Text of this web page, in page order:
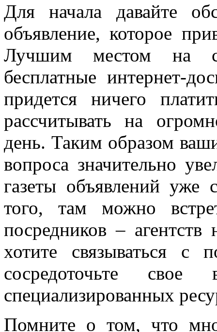
Для начала давайте
объявление, которое
Лучшим местом на
бесплатные интернет-
придется ничего
рассчитывать на
день. Таким образом
вопроса значительно
газеты объявлений уже
того, там можно
посредников –
хотите связываться с
сосредоточьте
специализированных
Помните о том, что